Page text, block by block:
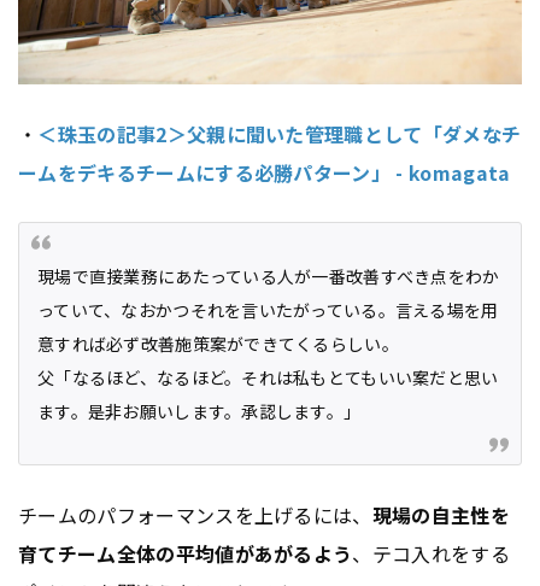
・ ＜珠玉の記事2＞父親に聞いた管理職として「ダメなチ
ームをデキるチームにする必勝パターン」 - komagata
現場で直接業務にあたっている人が一番改善すべき点をわか
っていて、なおかつそれを言いたがっている。言える場を用
意すれば必ず改善施策案ができてくるらしい。
父「なるほど、なるほど。それは私もとてもいい案だと思い
ます。是非お願いします。承認します。」
チームのパフォーマンスを上げるには、 現場の自主性を
育てチーム全体の平均値があがるよう、テコ入れをする